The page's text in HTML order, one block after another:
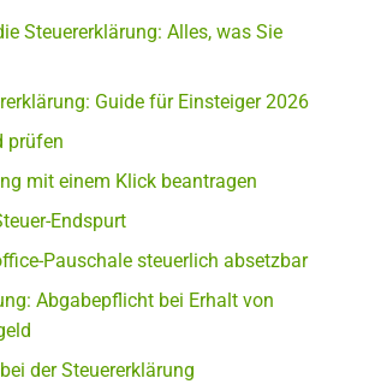
Steuererklärung: Alles, was Sie
Guide für Einsteiger 2026
prüfen
mit einem Klick beantragen
Endspurt
Pauschale steuerlich absetzbar
Abgabepflicht bei Erhalt von
der Steuererklärung